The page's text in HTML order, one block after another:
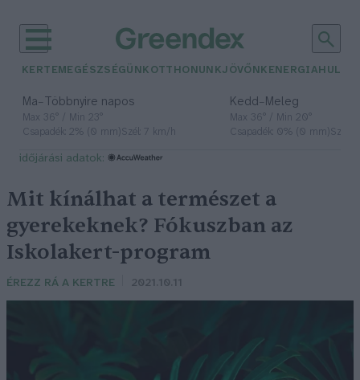
KERTEM EGÉSZSÉGÜNK OTTHONUNKJÖVŐNK ENERGIA
Ma– Többnyire napos
Max 36° / Min 23°
Csapadék: 2% (0 mm)Szél: 7 km/h
Kedd– Meleg
Max 36° / Min 20°
Csapadék: 0% (0 mm)Szél:
időjárási adatok:
Mit kínálhat a természet a
gyerekeknek? Fókuszban az
Iskolakert-program
ÉREZZ RÁ A KERTRE 2021.10.11